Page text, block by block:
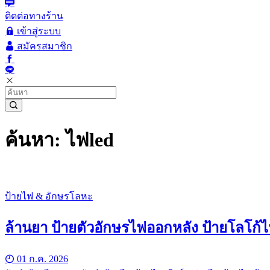
ติดต่อทางร้าน
เข้าสู่ระบบ
สมัครสมาชิก
ค้นหา: ไฟled
ป้ายไฟ & อักษรโลหะ
ล้านยา ป้ายตัวอักษรไฟออกหลัง ป้ายโลโก้
01 ก.ค. 2026